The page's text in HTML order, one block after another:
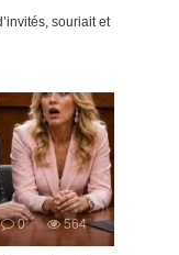
souriait et
0 564